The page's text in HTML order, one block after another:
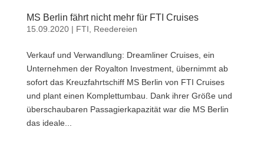
MS Berlin fährt nicht mehr für FTI Cruises
15.09.2020| FTI Reedereien
Verkauf und Verwandlung: Dreamliner Cruises, ein
Unternehmen der Royalton Investment, übernimmt ab
sofort das Kreuzfahrtschiff MS Berlin von FTI Cruises
und plant einen Komplettumbau. Dank ihrer Größe und
überschaubaren Passagierkapazität war die MS Berlin
das ideale...